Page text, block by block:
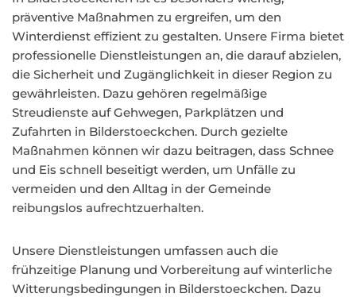
präventive Maßnahmen zu ergreifen, um den
Winterdienst effizient zu gestalten. Unsere Firma bietet
professionelle Dienstleistungen an, die darauf abzielen,
die Sicherheit und Zugänglichkeit in dieser Region zu
gewährleisten. Dazu gehören regelmäßige
Streudienste auf Gehwegen, Parkplätzen und
Zufahrten in Bilderstoeckchen. Durch gezielte
Maßnahmen können wir dazu beitragen, dass Schnee
und Eis schnell beseitigt werden, um Unfälle zu
vermeiden und den Alltag in der Gemeinde
reibungslos aufrechtzuerhalten.
Unsere Dienstleistungen umfassen auch die
frühzeitige Planung und Vorbereitung auf winterliche
Witterungsbedingungen in Bilderstoeckchen. Dazu